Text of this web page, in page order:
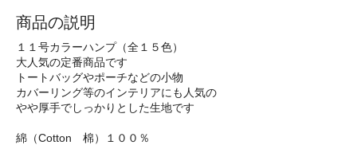
商品の説明
１１号カラーハンプ（全１５色）
大人気の定番商品です
トートバッグやポーチなどの小物
カバーリング等のインテリアにも人気の
やや厚手でしっかりとした生地です
綿（Cotton 棉）１００％